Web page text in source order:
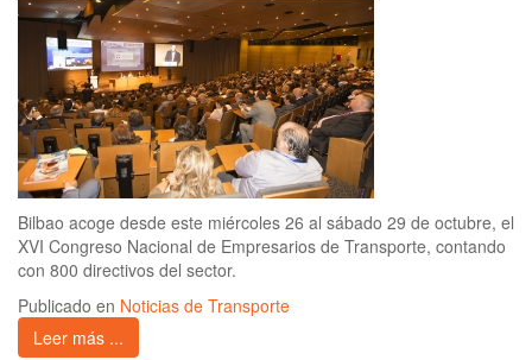
Bilbao acoge desde este miércoles 26 al sábado 29 de octubre, el
XVI Congreso Nacional de Empresarios de Transporte, contando
con 800 directivos del sector.
Publicado en Noticias de Transporte
Leer más ...